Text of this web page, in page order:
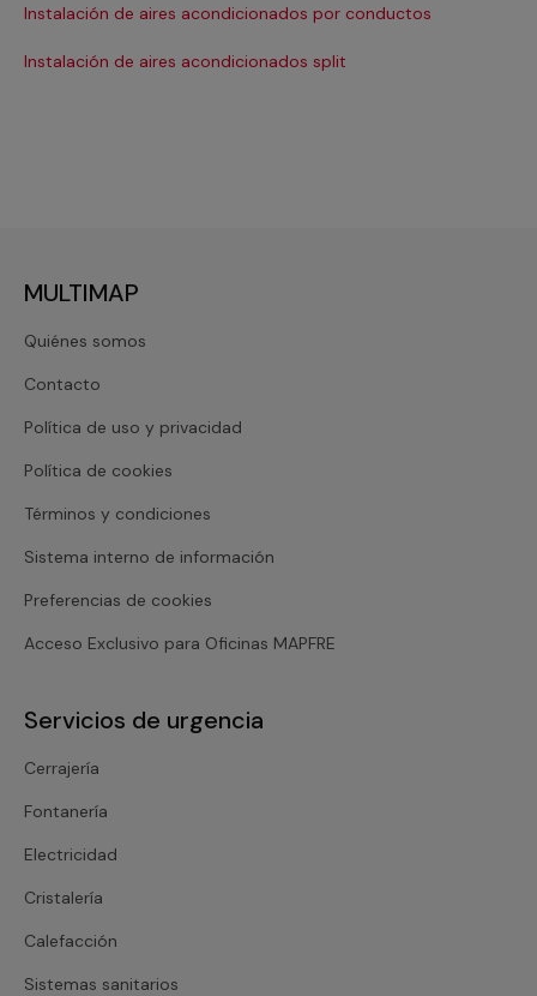
Instalación de aires acondicionados por conductos
Instalación de aires acondicionados split
MULTIMAP
Quiénes somos
Contacto
Política de uso y privacidad
Política de cookies
Términos y condiciones
Sistema interno de información
Preferencias de cookies
Acceso Exclusivo para Oficinas MAPFRE
Servicios de urgencia
Cerrajería
Fontanería
Electricidad
Cristalería
Calefacción
Sistemas sanitarios